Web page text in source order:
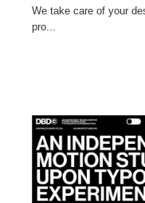
We take care of your
pro...